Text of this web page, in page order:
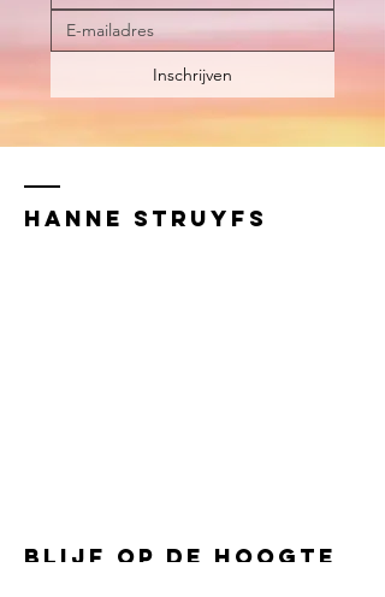
Inschrijven
Hanne Struyfs
Blijf op de hoogte